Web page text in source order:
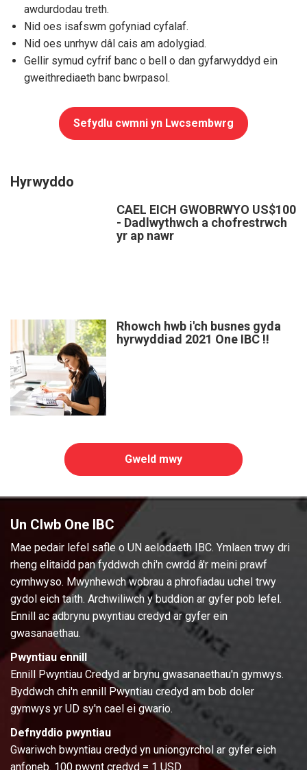
awdurdodau treth.
Nid oes isafswm gofyniad cyfalaf.
Nid oes unrhyw dâl cais am adolygiad.
Gellir symud cyfrif banc o bell o dan gyfarwyddyd ein
gweithrediaeth banc bwrpasol.
Sefydlu cwmni yn Lwcsembwrg
Hyrwyddo
CAEL EICH GWOBRWYO US$100
- Dadlwythwch a chofrestrwch
yr ap nawr
Rhowch hwb i'ch busnes gyda
hyrwyddiad 2021 One IBC !!
Gweld mwy
Un Clwb One IBC
Mae pedair lefel safle o UN aelodaeth IBC. Ymlaen trwy dri
rheng elitaidd pan fyddwch chi'n cwrdd â'r meini prawf
cymhwyso. Mwynhewch wobrau a phrofiadau uchel trwy
gydol eich taith. Archwiliwch y buddion ar gyfer pob lefel.
Ennill ac adbrynu pwyntiau credyd ar gyfer ein
gwasanaethau.
Pwyntiau ennill
Ennill Pwyntiau Credyd ar brynu gwasanaethau'n gymwys.
Byddwch chi'n ennill Pwyntiau credyd am bob doler
gymwys yr UD sy'n cael ei gwario.
Defnyddio pwyntiau
Gwariwch bwyntiau credyd yn uniongyrchol ar gyfer eich
anfoneb. 100 pwynt credyd = 1 USD.